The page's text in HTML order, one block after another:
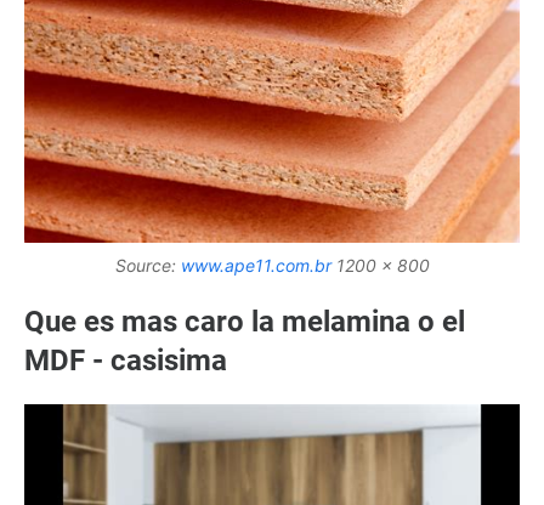
Source: www.ape11.com.br1200 x 800
Que es mas caro la melamina o el
MDF - casisima